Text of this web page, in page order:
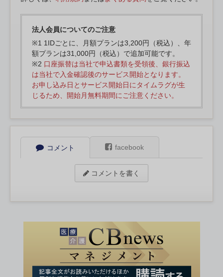
法人会員についてのご注意
※1 1IDごとに、月額プランは3,200円（税込）、年
額プランは31,000円（税込）で追加可能です。
※2 口座振替は当社で申込書類を受領後、銀行振込
は当社で入金確認後のサービス開始となります。
お申し込み日とサービス開始日にタイムラグが生
じるため、開始月無料期間にご注意ください。
コメント facebook
コメントを書く